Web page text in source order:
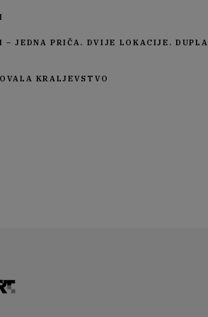
– JEDNA PRIČA. DVIJE LOKACIJE. DUPLA
KRALJEVSTVO